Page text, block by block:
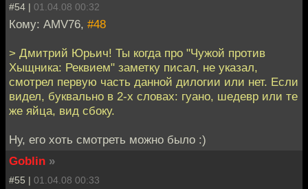
#54 | 01.04.08 00:32
Кому: AMV76, #48
> Дмитрий Юрьич! Ты когда про "Чужой против
Хыщника: Реквием" заметку писал, не указал,
смотрел первую часть данной дилогии или нет. Если
видел, буквально в 2-х словах: гуано, шедевр или те
же яйца, вид сбоку.
Ну, его хоть смотреть можно было :)
Goblin »
#55 | 01.04.08 00:33